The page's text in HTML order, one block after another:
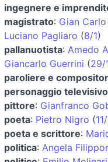
ingegnere e
magistrato: Gian
Luciano Pagliaro (8/1)
pallanuotista: Amedo
Giancarlo Guerrini (29/
paroliere e
personaggio televisivo
pittore: Gianfranco
poeta: Pietro Nigro (
poeta e scrittore:
politica: Angela